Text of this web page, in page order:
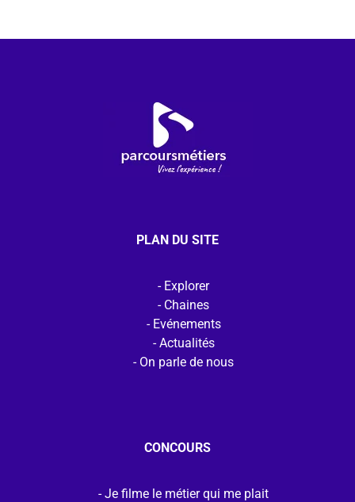
PLAN DU SITE
Explorer
Chaines
Evénements
Actualités
On parle de nous
CONCOURS
Je filme le métier qui me plait